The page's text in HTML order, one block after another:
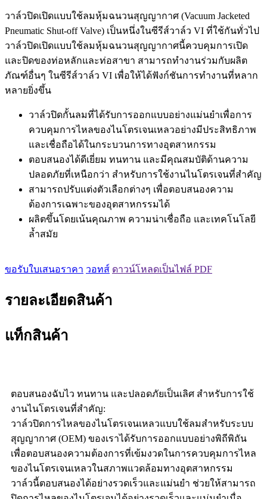
วาล์วปิดเปิดแบบใช้ลมหุ้มฉนวนสุญญากาศ (Vacuum Jacketed
Pneumatic Shut-off Valve) เป็นหนึ่งในซีรีส์วาล์ว VI ที่ใช้กันทั่วไป
วาล์วปิดเปิดแบบใช้ลมหุ้มฉนวนสุญญากาศนี้ควบคุมการเปิด
และปิดของท่อหลักและท่อสาขา สามารถทำงานร่วมกับผลิต
ภัณฑ์อื่นๆ ในซีรีส์วาล์ว VI เพื่อให้ได้ฟังก์ชันการทำงานที่หลาก
หลายยิ่งขึ้น
วาล์วปิดกั้นลมที่ได้รับการออกแบบอย่างแม่นยำเพื่อการ
ควบคุมการไหลของไนโตรเจนเหลวอย่างมีประสิทธิภาพ
และเชื่อถือได้ในกระบวนการทางอุตสาหกรรม
ตอบสนองได้ดีเยี่ยม ทนทาน และมีคุณสมบัติด้านความ
ปลอดภัยที่เหนือกว่า สำหรับการใช้งานไนโตรเจนที่สำคัญ
สามารถปรับแต่งตัวเลือกต่างๆ เพื่อตอบสนองความ
ต้องการเฉพาะของอุตสาหกรรมได้
ผลิตขึ้นโดยเน้นคุณภาพ ความน่าเชื่อถือ และเทคโนโลยี
ล้ำสมัย
ขอรับใบเสนอราคา วอทส์ ดาวน์โหลดเป็นไฟล์ PDF
รายละเอียดสินค้า
แท็กสินค้า
ตอบสนองฉับไว ทนทาน และปลอดภัยเป็นเลิศ สำหรับการใช้
งานไนโตรเจนที่สำคัญ:
วาล์วปิดการไหลของไนโตรเจนเหลวแบบใช้ลมสำหรับระบบ
สุญญากาศ (OEM) ของเราได้รับการออกแบบอย่างพิถีพิถัน
เพื่อตอบสนองความต้องการที่เข้มงวดในการควบคุมการไหล
ของไนโตรเจนเหลวในสภาพแวดล้อมทางอุตสาหกรรม
วาล์วนี้ตอบสนองได้อย่างรวดเร็วและแม่นยำ ช่วยให้สามารถ